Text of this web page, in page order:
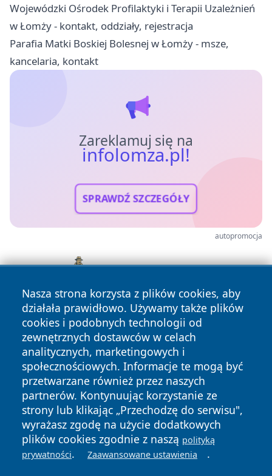
Wojewódzki Ośrodek Profilaktyki i Terapii Uzależnień
w Łomży - kontakt, oddziały, rejestracja
Parafia Matki Boskiej Bolesnej w Łomży - msze,
kancelaria, kontakt
Zareklamuj się na
infolomza.pl!
SPRAWDŹ SZCZEGÓŁY
autopromocja
Nasza strona korzysta z plików cookies, aby
działała prawidłowo. Używamy także plików
cookies i podobnych technologii od
zewnętrznych dostawców w celach
analitycznych, marketingowych i
społecznościowych. Informacje te mogą być
przetwarzane również przez naszych
partnerów. Kontynuując korzystanie ze
strony lub klikając „Przechodzę do serwisu",
wyrażasz zgodę na użycie dodatkowych
plików cookies zgodnie z naszą polityką
prywatności. Zaawansowane ustawienia .
Copyright © 2026 infolomza.pl Wszystkie prawa zastrzeżone.
News Autorzy
Polityka
Prywatności
Polityka
Cookies